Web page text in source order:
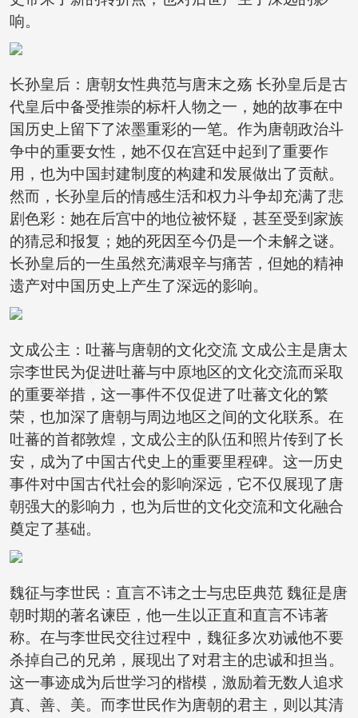
响。
长孙皇后：唐朝女性典范与唐末之殇 长孙皇后是古
代皇后中备受推崇的标杆人物之一，她的故事在中
国历史上留下了浓墨重彩的一笔。作为唐朝政治斗
争中的重要女性，她不仅在宫廷中起到了重要作
用，也为中国封建制度的构建和发展做出了贡献。
然而，长孙皇后的情感生活和权力斗争却充满了悲
剧色彩：她在后宫中的地位被怀疑，甚至受到家族
的猜忌和报复；她的死因至今仍是一个未解之谜。
长孙皇后的一生虽然充满艰辛与痛苦，但她的精神
遗产对中国历史上产生了深远的影响。
文成公主：吐蕃与唐朝的文化交流 文成公主是唐太
宗李世民为促进吐蕃与中原地区的文化交流而采取
的重要举措，这一事件不仅促进了吐蕃文化的繁
荣，也加深了唐朝与周边地区之间的文化联系。在
吐蕃的首都敦煌，文成公主的队伍和照片传到了长
安，成为了中国古代史上的重要里程碑。这一历史
事件对中国古代社会的影响深远，它不仅展现了唐
朝强大的影响力，也为后世的文化交流和文化融合
奠定了基础。
魏征与李世民：直言不讳之士与忠臣典范 魏征是唐
朝时期的著名谏臣，他一生以正直和直言不讳著
称。在与李世民交往过程中，魏征多次劝诫他不要
杀掉自己的兄弟，展现出了对君主的忠诚和担当。
这一事迹成为后世学习的楷模，激励着无数人追求
真、善、美。而李世民作为唐朝的君主，则以其清